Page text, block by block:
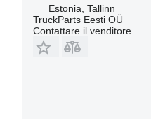
Estonia, Tallinn
TruckParts Eesti OÜ
Contattare il venditore